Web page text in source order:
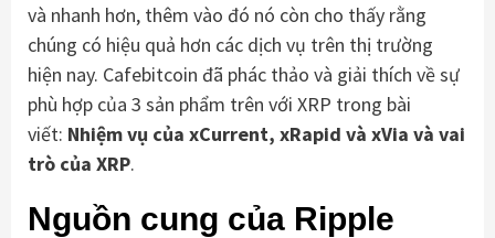
và nhanh hơn, thêm vào đó nó còn cho thấy rằng
chúng có hiệu quả hơn các dịch vụ trên thị trường
hiện nay. Cafebitcoin đã phác thảo và giải thích về sự
phù hợp của 3 sản phẩm trên với XRP trong bài
viết: Nhiệm vụ của xCurrent, xRapid và xVia và vai
trò của XRP.
Nguồn cung của Ripple